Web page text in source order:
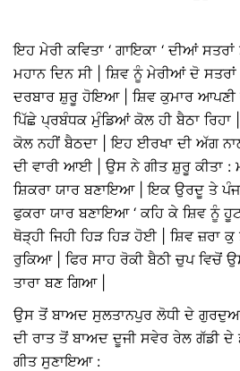
ਇਹ ਮੇਰੀ ਕਵਿਤਾ ‘ ਗਾਇਕਾ ‘ ਦੀਆਂ
ਮਹਾਨ ਦਿਨ ਸੀ | ਸ਼ਿਵ ਨੂੰ ਮੇਰੀਆਂ ਦੋ
ਦਰਬਾਰ ਸ਼ੁਰੂ ਹੋਇਆ | ਸ਼ਿਵ ਕੁਮਾਰ
ਪਿੱਛੇ ਪ੍ਰਬੰਧਕ ਮੁੰਡਿਆਂ ਕੋਲ ਹੀ ਬੈਠਾ
ਕੋਲ ਨਹੀਂ ਬੈਠਦਾ | ਇਹ ਈਰਖਾ ਦੀ ਅੱਗ
ਦੀ ਵਾਰੀ ਆਈ | ਉਸ ਨੇ ਗੀਤ ਸ਼ੁਰੂ ਕੀਤਾ :
ਸ਼ਿਕਰਾ ਯਾਰ ਬਣਾਇਆ | ਇਕ ਉਰਦੂ ਤੇ
ਫੁਕਰਾ ਯਾਰ ਬਣਾਇਆ ‘ ਕਹਿ ਕੇ ਸ਼ਿਵ ਨੂੰ ਹੂਟ
ਥੋੜ੍ਹੀ ਜਿਹੀ ਹਿੜ ਹਿੜ ਹੋਈ | ਸ਼ਿਵ
ਰੁਕਿਆ | ਫਿਰ ਸਾਹ ਰੋਕੀ ਬੈਠੀ ਚੁਪ ਵਿਚੋਂ
ਤਾਰਾ ਬਣ ਗਿਆ |
ਉਸ ਤੋਂ ਬਾਅਦ ਸੁਲਤਾਨਪੁਰ ਲੋਧੀ ਦੇ
ਦੀ ਰਾਤ ਤੋਂ ਬਾਅਦ ਦੂਜੀ ਸਵੇਰ ਰੇਲ ਗੱਡੀ
ਗੀਤ ਸੁਣਾਇਆ :